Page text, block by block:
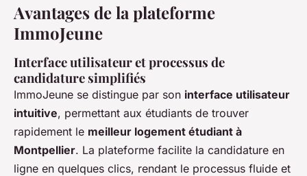
Avantages de la plateforme
ImmoJeune
Interface utilisateur et processus de
candidature simplifiés
ImmoJeune se distingue par son interface utilisateur
intuitive, permettant aux étudiants de trouver
rapidement le meilleur logement étudiant à
Montpellier. La plateforme facilite la candidature en
ligne en quelques clics, rendant le processus fluide et